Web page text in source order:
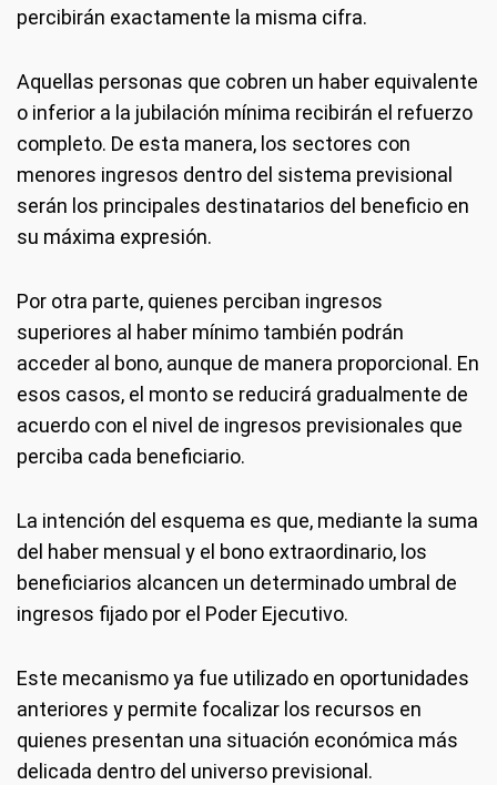
percibirán exactamente la misma cifra.
Aquellas personas que cobren un haber equivalente
o inferior a la jubilación mínima recibirán el refuerzo
completo. De esta manera, los sectores con
menores ingresos dentro del sistema previsional
serán los principales destinatarios del beneficio en
su máxima expresión.
Por otra parte, quienes perciban ingresos
superiores al haber mínimo también podrán
acceder al bono, aunque de manera proporcional. En
esos casos, el monto se reducirá gradualmente de
acuerdo con el nivel de ingresos previsionales que
perciba cada beneficiario.
La intención del esquema es que, mediante la suma
del haber mensual y el bono extraordinario, los
beneficiarios alcancen un determinado umbral de
ingresos fijado por el Poder Ejecutivo.
Este mecanismo ya fue utilizado en oportunidades
anteriores y permite focalizar los recursos en
quienes presentan una situación económica más
delicada dentro del universo previsional.